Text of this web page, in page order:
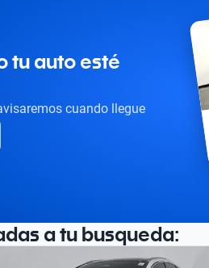
tu auto esté
cuando llegue
a tu busqueda: